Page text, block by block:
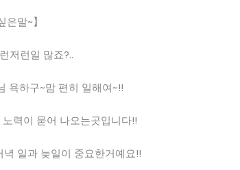
은말~】
저런일 많죠?..
욕하구~맘 편히 일해여~!!
력이 묻어 나오는곳입니다!!
일과 늦일이 중요한거예요!!